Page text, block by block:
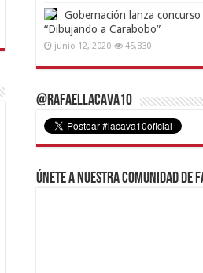
Gobernación lanza concurso
“Dibujando a Carabobo”
junio 12, 2020 45,830
@RafaelLacava10
Únete a nuestra comunidad de